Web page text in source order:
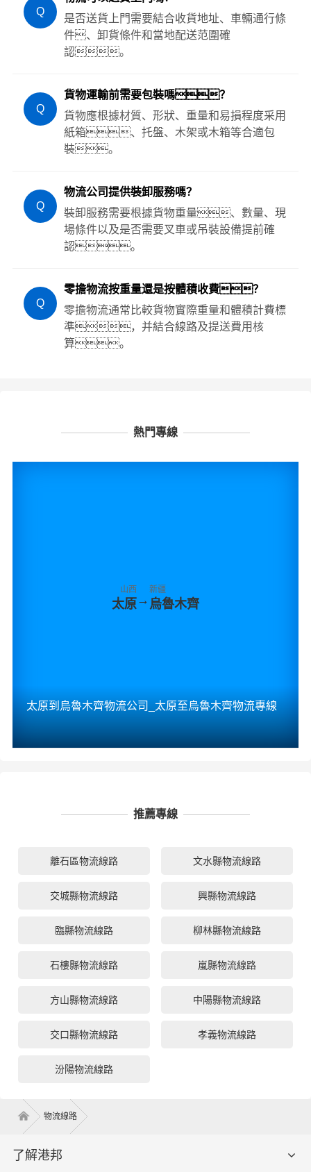
Q
是否送貨上門需要結合收貨地址、車輛通行條
件、卸貨條件和當地配送范圍確
認。
Q
貨物運輸前需要包裝嗎？
貨物應根據材質、形狀、重量和易損程度采用
紙箱、托盤、木架或木箱等合適包
裝。
Q
物流公司提供裝卸服務嗎？
裝卸服務需要根據貨物重量、數量、現
場條件以及是否需要叉車或吊裝設備提前確
認。
Q
零擔物流按重量還是按體積收費？
零擔物流通常比較貨物實際重量和體積計費標
準，并結合線路及提送費用核
算。
熱門專線
山西
太原→
新疆
烏魯木齊
太原到烏魯木齊物流公司_太原至烏魯木齊物流專線
推薦專線
離石區物流線路 文水縣物流線路
交城縣物流線路 興縣物流線路
臨縣物流線路 柳林縣物流線路
石樓縣物流線路 嵐縣物流線路
方山縣物流線路 中陽縣物流線路
交口縣物流線路 孝義物流線路
汾陽物流線路
物流線路
了解港邦